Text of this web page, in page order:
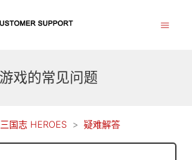
戏的常见问题
三国志 HEROES 疑难解答